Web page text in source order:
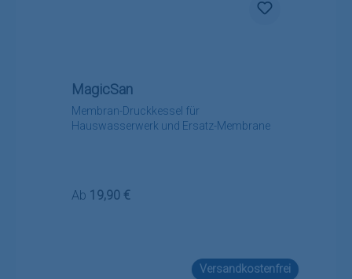
Membran-Druckkessel für
Hauswasserwerk und Ersatz-Membrane
MagicSan
Regulärer Preis:
Ab 19,90 €
Versandkostenfrei